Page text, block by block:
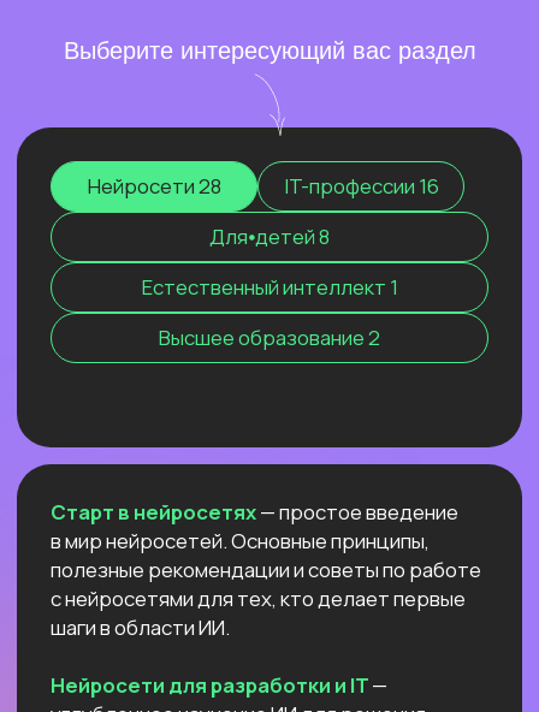
КАК ПОСТРОИТЬ ДОП.
ДОХОДА И ПОДСТРАХОВАТЬСЯ
ПОКА РЫНОК ТРУДА
ЛИХОРАДИТ?
в 2026 и раскроем данные нашего
большого исследования!
Узнать подробнее
автономных систем.
Нейросети для профессий вне IT
инструменты для автоматизации, анализа
данных и повышения эффективности.
текстов и изображений до оптимизации
рутинных процессов.
Нейросети для разработки и IT
Нейросети для профессий вне IT